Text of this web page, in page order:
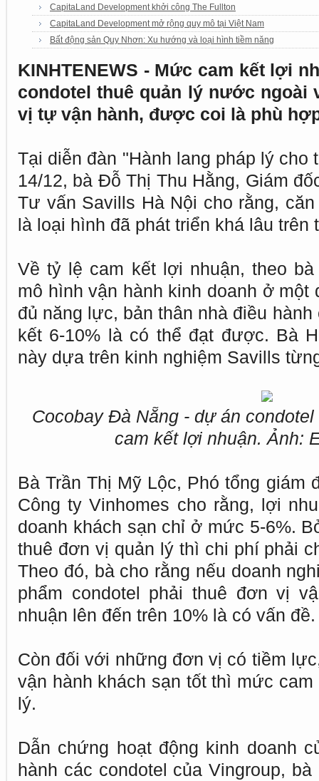
CapitaLand Development khởi công The Fullton
CapitaLand Development mở rộng quy mô tại Việt Nam
Bất động sản Quy Nhơn: Xu hướng và loại hình tiềm năng
KINHTENEWS - Mức cam kết lợi
condotel thuê quản lý nước ngoài
vị tự vận hành, được coi là phù
Tại diễn đàn "Hành lang pháp lý cho
14/12, bà Đỗ Thị Thu Hằng, Giám
Tư vấn Savills Hà Nội cho rằng,
là loại hình đã phát triển khá lâu trên
Về tỷ lệ cam kết lợi nhuận, theo
mô hình vận hành kinh doanh ở một
đủ năng lực, bản thân nhà điều
kết 6-10% là có thể đạt được. Bà
này dựa trên kinh nghiệm Savills
Cocobay Đà Nẵng - dự án
cam kết lợi nhuận. Ảnh:
Bà Trần Thị Mỹ Lộc, Phó tổng giám
Công ty Vinhomes cho rằng, lợi
doanh khách sạn chỉ ở mức 5-6%.
thuê đơn vị quản lý thì chi phí phải
Theo đó, bà cho rằng nếu doanh
phẩm condotel phải thuê đơn vị
nhuận lên đến trên 10% là có vấn đề.
Còn đối với những đơn vị có tiềm
vận hành khách sạn tốt thì mức
lý.
Dẫn chứng hoạt động kinh doanh
hành các condotel của Vingroup,